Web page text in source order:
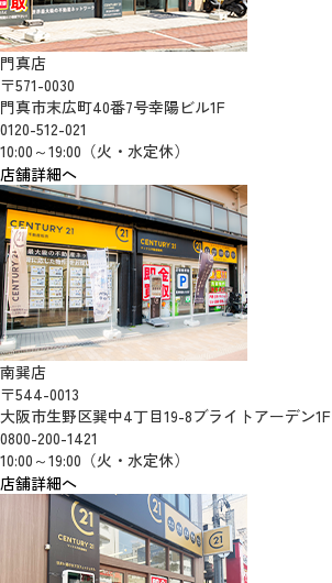
門真店
〒571-0030
門真市末広町40番7号幸陽ビル1F
0120-512-021
10:00～19:00（火・水定休）
店舗詳細へ
南巽店
〒544-0013
大阪市生野区巽中4丁目19-8ブライトアーデン1F
0800-200-1421
10:00～19:00（火・水定休）
店舗詳細へ